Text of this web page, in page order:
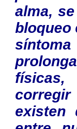
alma,
bloqueo
físicas,
corregir
existen